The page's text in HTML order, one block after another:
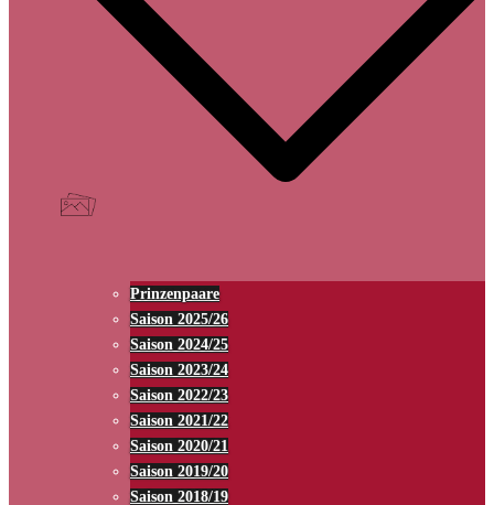
Prinzenpaare
Saison 2025/26
Saison 2024/25
Saison 2023/24
Saison 2022/23
Saison 2021/22
Saison 2020/21
Saison 2019/20
Saison 2018/19